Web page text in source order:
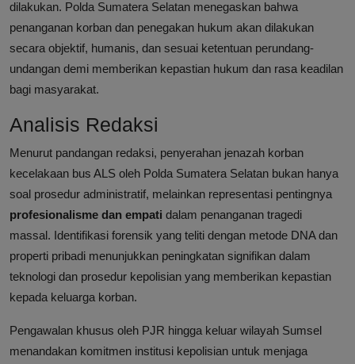
dilakukan. Polda Sumatera Selatan menegaskan bahwa
penanganan korban dan penegakan hukum akan dilakukan
secara objektif, humanis, dan sesuai ketentuan perundang-
undangan demi memberikan kepastian hukum dan rasa keadilan
bagi masyarakat.
Analisis Redaksi
Menurut pandangan redaksi, penyerahan jenazah korban
kecelakaan bus ALS oleh Polda Sumatera Selatan bukan hanya
soal prosedur administratif, melainkan representasi pentingnya
profesionalisme dan empati dalam penanganan tragedi
massal. Identifikasi forensik yang teliti dengan metode DNA dan
properti pribadi menunjukkan peningkatan signifikan dalam
teknologi dan prosedur kepolisian yang memberikan kepastian
kepada keluarga korban.
Pengawalan khusus oleh PJR hingga keluar wilayah Sumsel
menandakan komitmen institusi kepolisian untuk menjaga